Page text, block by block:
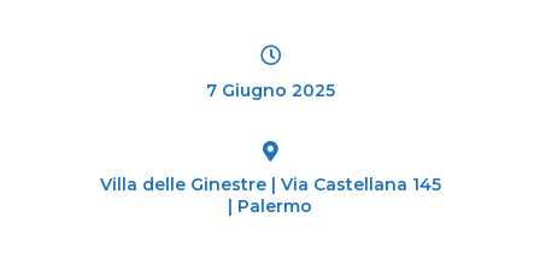
7 Giugno 2025
Villa delle Ginestre | Via Castellana 145
| Palermo